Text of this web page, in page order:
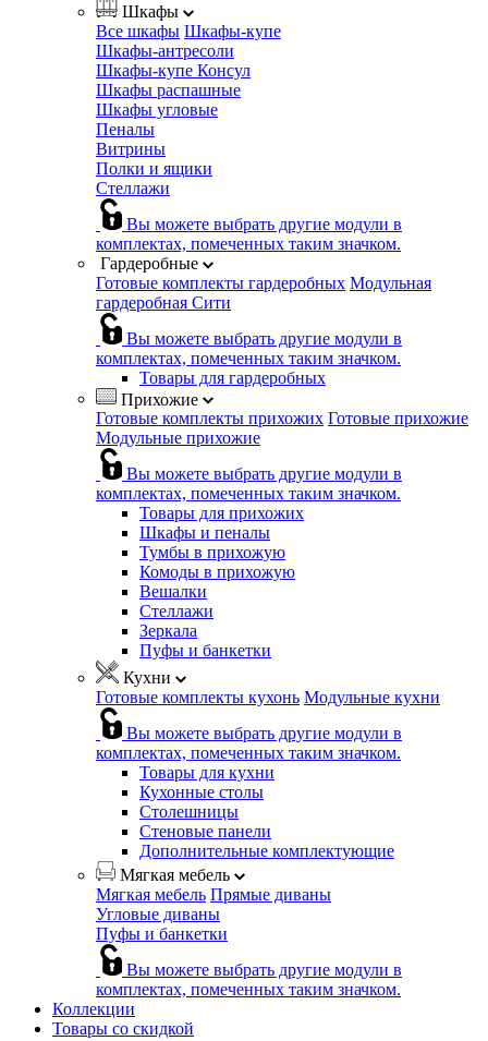
Шкафы
Все шкафы Шкафы-купе
Шкафы-антресоли
Шкафы-купе Консул
Шкафы распашные
Шкафы угловые
Пеналы
Витрины
Полки и ящики
Стеллажи
Вы можете выбрать другие модули в
комплектах, помеченных таким значком.
Гардеробные
Готовые комплекты гардеробных Модульная
гардеробная Сити
Вы можете выбрать другие модули в
комплектах, помеченных таким значком.
Товары для гардеробных
Прихожие
Готовые комплекты прихожих Готовые прихожие
Модульные прихожие
Вы можете выбрать другие модули в
комплектах, помеченных таким значком.
Товары для прихожих
Шкафы и пеналы
Тумбы в прихожую
Комоды в прихожую
Вешалки
Стеллажи
Зеркала
Пуфы и банкетки
Кухни
Готовые комплекты кухонь Модульные кухни
Вы можете выбрать другие модули в
комплектах, помеченных таким значком.
Товары для кухни
Кухонные столы
Столешницы
Стеновые панели
Дополнительные комплектующие
Мягкая мебель
Мягкая мебель Прямые диваны
Угловые диваны
Пуфы и банкетки
Вы можете выбрать другие модули в
комплектах, помеченных таким значком.
Коллекции
Товары со скидкой